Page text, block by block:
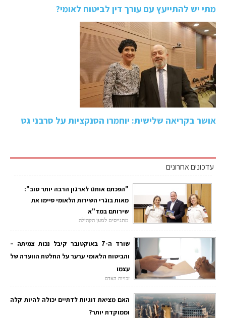
מתי יש להתייעץ עם עורך דין לביטוח לאומי?
אושר בקריאה שלישית: יוחמרו הסנקציות על סרבני גט
עדכונים אחרונים
"הפכתם אותנו לארגון הרבה יותר טוב":
מאות בוגרי השירות הלאומי סיימו את
שירותם במד"א
מתגייסים למען הקהילה
שורד ה-7 באוקטובר קיבל נכות צמיתה –
והביטוח הלאומי ערער על החלטת הוועדה של
עצמו
זכויות האדם
האם מציאת זוגיות לדתיים יכולה להיות קלה
וממוקדת יותר?